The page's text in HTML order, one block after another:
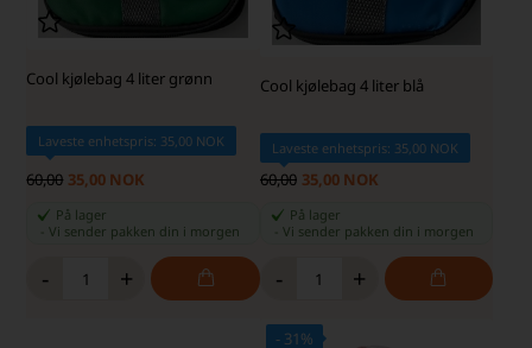
Cool kjølebag 4 liter grønn
Laveste enhetspris: 35,00 NOK
60,00 35,00 NOK
På lager
-Vi sender pakken din i morgen
- +
Cool kjølebag 4 liter blå
Laveste enhetspris: 35,00 NOK
60,00 35,00 NOK
På lager
Vi sender pakken din i morgen
- +
- 31%